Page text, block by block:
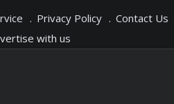
Privacy Policy
Contact Us
with us